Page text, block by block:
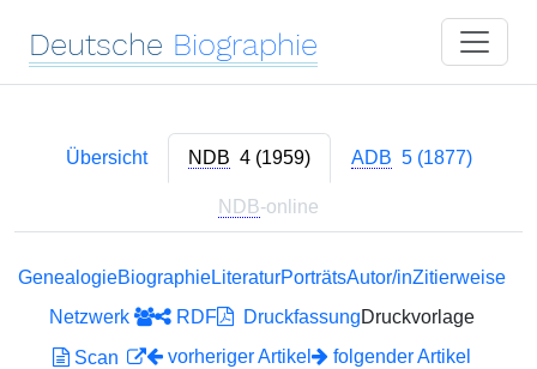
Deutsche Biographie
Übersicht NDB 4 (1959) ADB 5 (1877)
NDB-online
GenealogieBiographieLiteraturPorträtsAutor/inZitierweise
Netzwerk
RDF DruckfassungDruckvorlage
Scan
vorheriger Artikel folgender Artikel